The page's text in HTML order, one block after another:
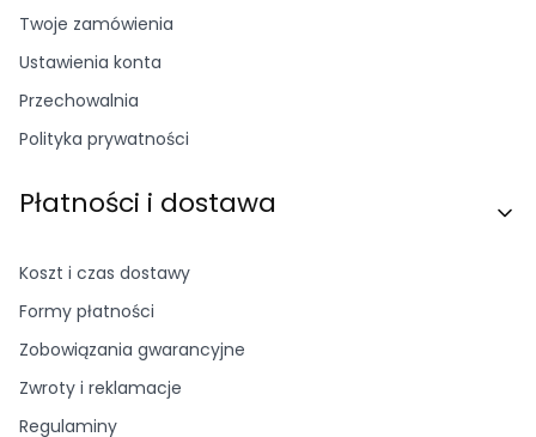
Twoje zamówienia
Ustawienia konta
Przechowalnia
Polityka prywatności
Płatności i dostawa
Koszt i czas dostawy
Formy płatności
Zobowiązania gwarancyjne
Zwroty i reklamacje
Regulaminy